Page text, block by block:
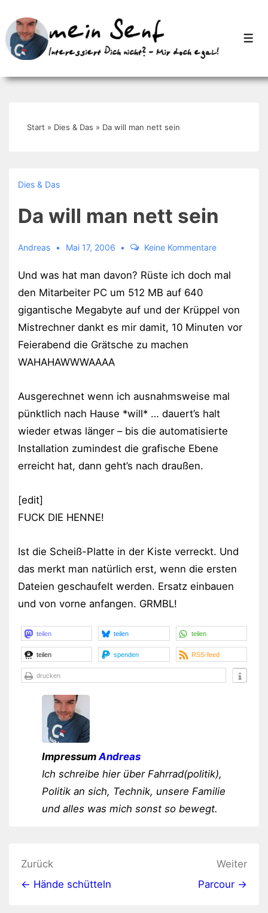
Zum
Inhalt
Start » Dies & Das » Da will man nett sein
Dies & Das
Da will man nett sein
Andreas Mai 17, 2006 Keine Kommentare
Und was hat man davon? Rüste ich doch mal
den Mitarbeiter PC um 512 MB auf 640
gigantische Megabyte auf und der Krüppel von
Mistrechner dankt es mir damit, 10 Minuten vor
Feierabend die Grätsche zu machen
WAHAHAWWWAAAA
Ausgerechnet wenn ich ausnahmsweise mal
pünktlich nach Hause *will* … dauert’s halt
wieder etwas länger – bis die automatisierte
Installation zumindest die grafische Ebene
erreicht hat, dann geht’s nach draußen.
[edit]
FUCK DIE HENNE!
Ist die Scheiß-Platte in der Kiste verreckt. Und
das merkt man natürlich erst, wenn die ersten
Dateien geschaufelt werden. Ersatz einbauen
und von vorne anfangen. GRMBL!
teilen teilen teilen
teilen spenden RSS-feed
drucken
Impressum Andreas
Ich schreibe hier über Fahrrad(politik),
Politik an sich, Technik, unsere Familie
und alles was mich sonst so bewegt.
Beitragsnavigation
Zurück
← Hände schütteln
Weiter
Parcour →